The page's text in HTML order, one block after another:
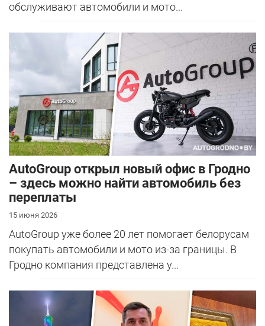
обслуживают автомобили и мото...
AutoGroup открыл новый офис в Гродно
– здесь можно найти автомобиль без
переплаты
15 июня 2026
AutoGroup уже более 20 лет помогает белорусам
покупать автомобили и мото из-за границы. В
Гродно компания представлена у...